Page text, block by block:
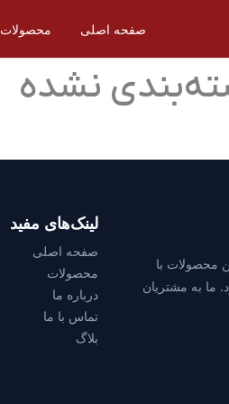
صفحه اصلی محصولات
نشده
محصولات با
ما به مشتریان
لینک‌های مفید
صفحه اصلی
محصولات
درباره ما
تماس با ما
بلاگ